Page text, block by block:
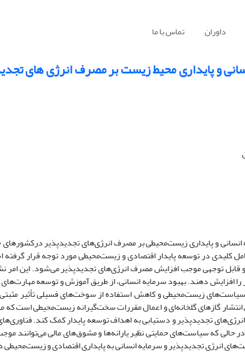
داوران تماس با ما
و پایداری محیط زیست بر مصرف انرژی های
و پایداری زیست‌محیطی بر مصرف انرژی‌های تجدیدپذیر درکشورهای
کلیدی در توسعه پایدار اقتصادی و زیست‌محیطی مورد توجه قرار گرفته
توجهی موجب افزایش مصرف انرژی‌های تجدیدپذیر می‌شود. این امر
افزایش دهند. بهبود سرمایه انسانی، از طریق آموزش و توسعه مهارت‌های
زیست‌محیطی و کاهش استفاده از سوخت‌های فسیلی تأثیر
گازهای گلخانه‌ای و اعمال مقررات سخت‌گیرانه زیست‌محیطی است که
تجدیدپذیر و دستیابی به اهداف توسعه پایدار کمک کند.
حالی که سیاست‌های حمایتی نظیر یارانه‌ها و مشوق‌های مالی می‌توانند
انرژی تجدیدپذیر و سرمایه انسانی به پایداری اقتصادی و